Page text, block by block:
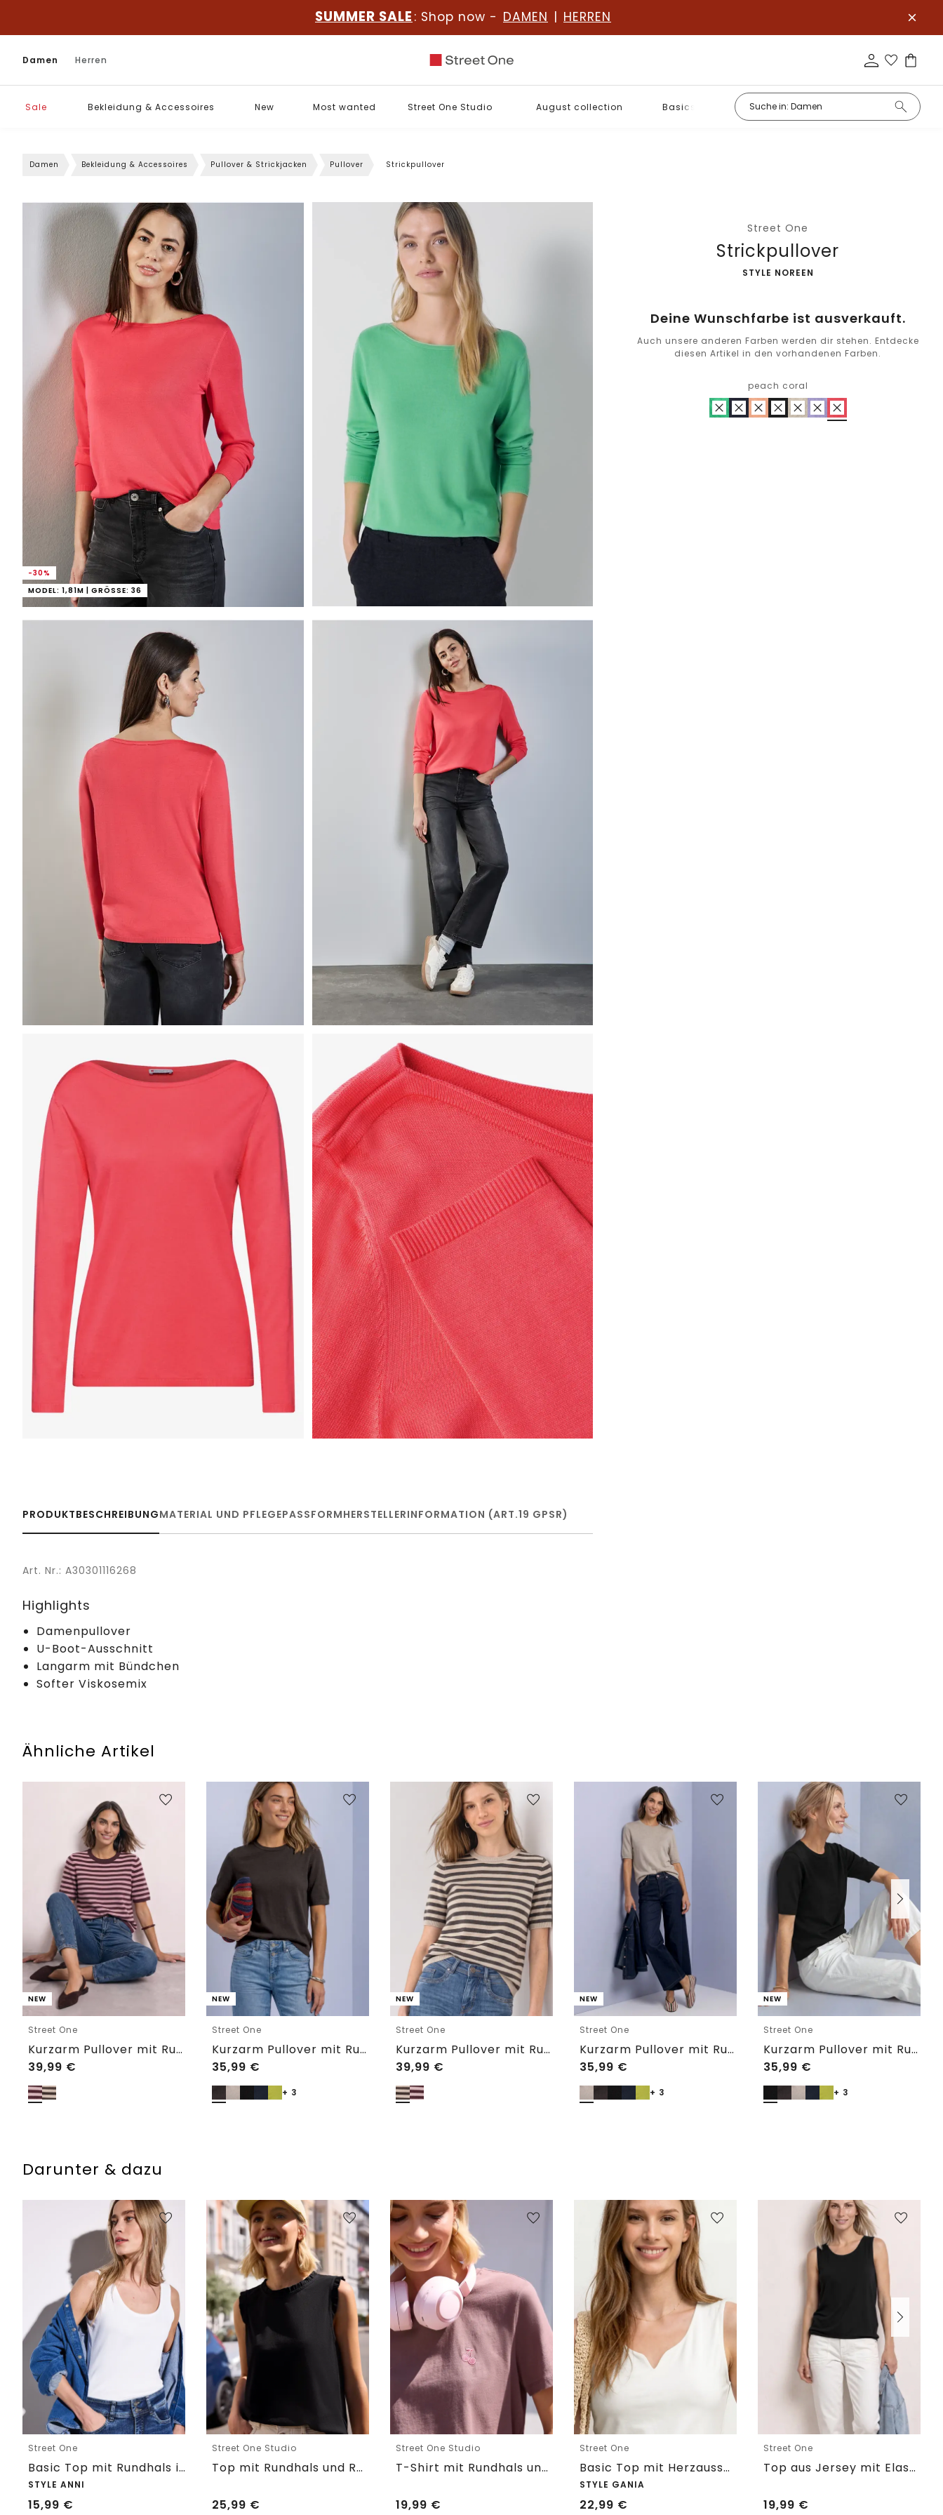
SUMMER SALE : Shop now - DAMEN | HERREN
Damen Herren
Sale Bekleidung & Accessoires New Most wanted Street One Studio August collection Basics
Damen Bekleidung & Accessoires Pullover & Strickjacken Pullover Strickpullover
-30%
MODEL: 1,81M | GRÖSSE: 36
Street One
Strickpullover
-
STYLE NOREEN
Deine Wunschfarbe ist ausverkauft.
Auch unsere anderen Farben werden dir stehen. Entdecke
diesen Artikel in den vorhandenen Farben.
peach coral
PRODUKTBESCHREIBUNGMATERIAL UND PFLEGEPASSFORMHERSTELLERINFORMATION (ART.19 GPSR)
Art. Nr.: A30301116268
Highlights
Damenpullover
U-Boot-Ausschnitt
Langarm mit Bündchen
Softer Viskosemix
Ähnliche Artikel
NEW
Street One
Kurzarm Pullover mit Rundhals und Streifen
39,99 €
NEW
Street One
Kurzarm Pullover mit Rundhals in Unifarbe
35,99 €
+ 3
NEW
Street One
Kurzarm Pullover mit Rundhals und Streifen
39,99 €
NEW
Street One
Kurzarm Pullover mit Rundhals in Unifarbe
35,99 €
+ 3
NEW
Street One
Kurzarm Pullover mit Rundhals in Unifarbe
35,99 €
+ 3
Darunter & dazu
Street One
Basic Top mit Rundhals in Unifarbe
STYLE ANNI
15,99 €
Street One Studio
Top mit Rundhals und Rüschendetails
25,99 €
Street One Studio
T-Shirt mit Rundhals und Embroidery-Detail
19,99 €
Street One
Basic Top mit Herzausschnitt
STYLE GANIA
22,99 €
Street One
Top aus Jersey mit Elastiksaum
19,99 €